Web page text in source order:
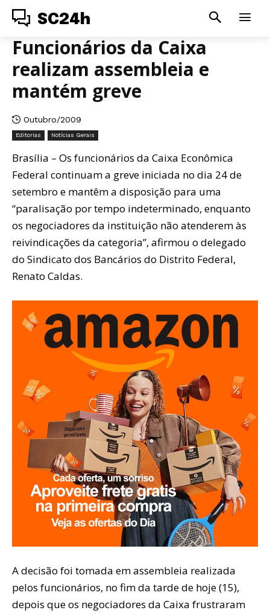
SC24h
Funcionários da Caixa
realizam assembleia e
mantém greve
Outubro/2009
Editorias Notícias Gerais
Brasília – Os funcionários da Caixa Econômica
Federal continuam a greve iniciada no dia 24 de
setembro e mantêm a disposição para uma
“paralisação por tempo indeterminado, enquanto
os negociadores da instituição não atenderem às
reivindicações da categoria”, afirmou o delegado
do Sindicato dos Bancários do Distrito Federal,
Renato Caldas.
A decisão foi tomada em assembleia realizada
pelos funcionários, no fim da tarde de hoje (15),
depois que os negociadores da Caixa frustraram